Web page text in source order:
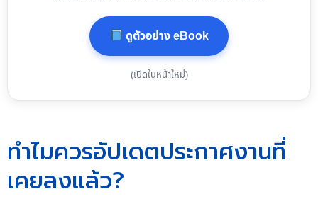
ดูตัวอย่าง eBook
(เปิดในหน้าใหม่)
ทำไมควรอัปเดตประกาศงานที่
เคยลงแล้ว?